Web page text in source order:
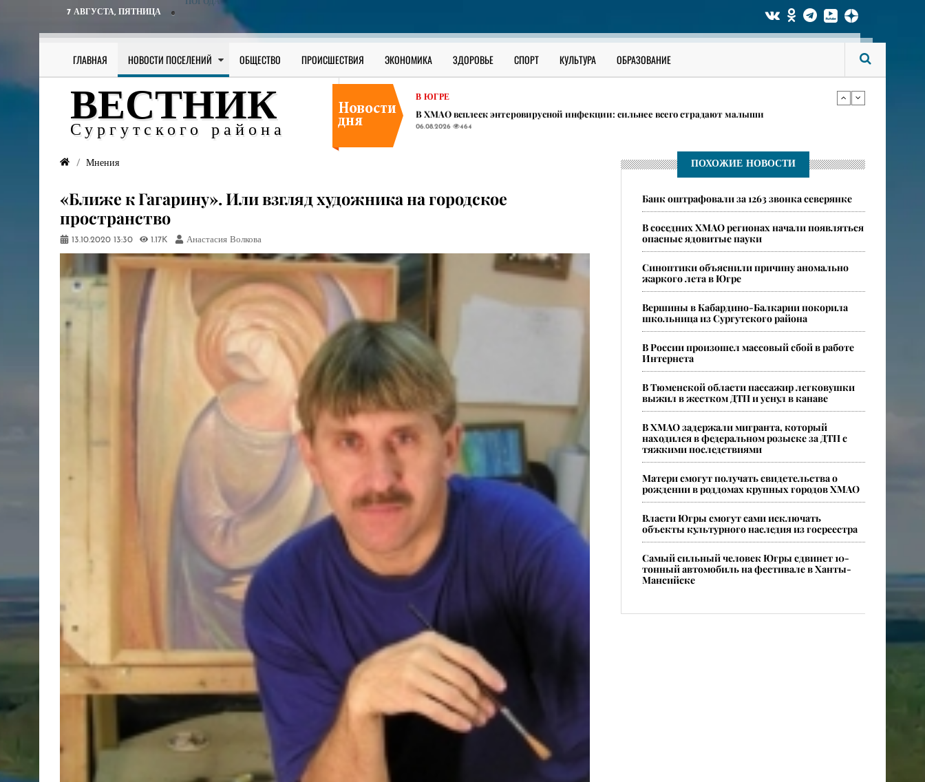
7 АВГУСТА, ПЯТНИЦА
ПОГОДА
ГЛАВНАЯ НОВОСТИ ПОСЕЛЕНИЙ ОБЩЕСТВО ПРОИСШЕСТВИЯ ЭКОНОМИКА ЗДОРОВЬЕ СПОРТ КУЛЬТУРА ОБРАЗОВАНИЕ
ВЕСТНИК
Сургутского района
06.08.2026 431
В ЮГРЕ
​В ХМАО всплеск энтеровирусной инфекции: сильнее всего страдают малыши
06.08.2026 464
Как уберечь ребенка от наркотиков: разбор в карточках
Мнения
«Ближе к Гагарину». Или взгляд художника на городское
пространство
13.10.2020 13:30 1.17K Анастасия Волкова
ПОХОЖИЕ НОВОСТИ
Банк оштрафовали за 1263 звонка северянке
В соседних ХМАО регионах начали появляться
опасные ядовитые пауки
​Синоптики объяснили причину аномально
жаркого лета в Югре
​Вершины в Кабардино-Балкарии покорила
школьница из Сургутского района
​В России произошел массовый сбой в работе
Интернета
В Тюменской области пассажир легковушки
выжил в жестком ДТП и уснул в канаве
В ХМАО задержали мигранта, который
находился в федеральном розыске за ДТП с
тяжкими последствиями
Матери смогут получать свидетельства о
рождении в роддомах крупных городов ХМАО
​Власти Югры смогут сами исключать
объекты культурного наследия из госреестра
Самый сильный человек Югры сдвинет 10-
тонный автомобиль на фестивале в Ханты-
Мансийске